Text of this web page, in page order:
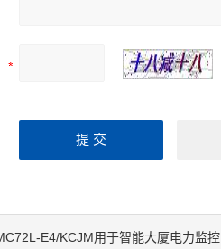
E4/KCJM用于智能大厦电力监控